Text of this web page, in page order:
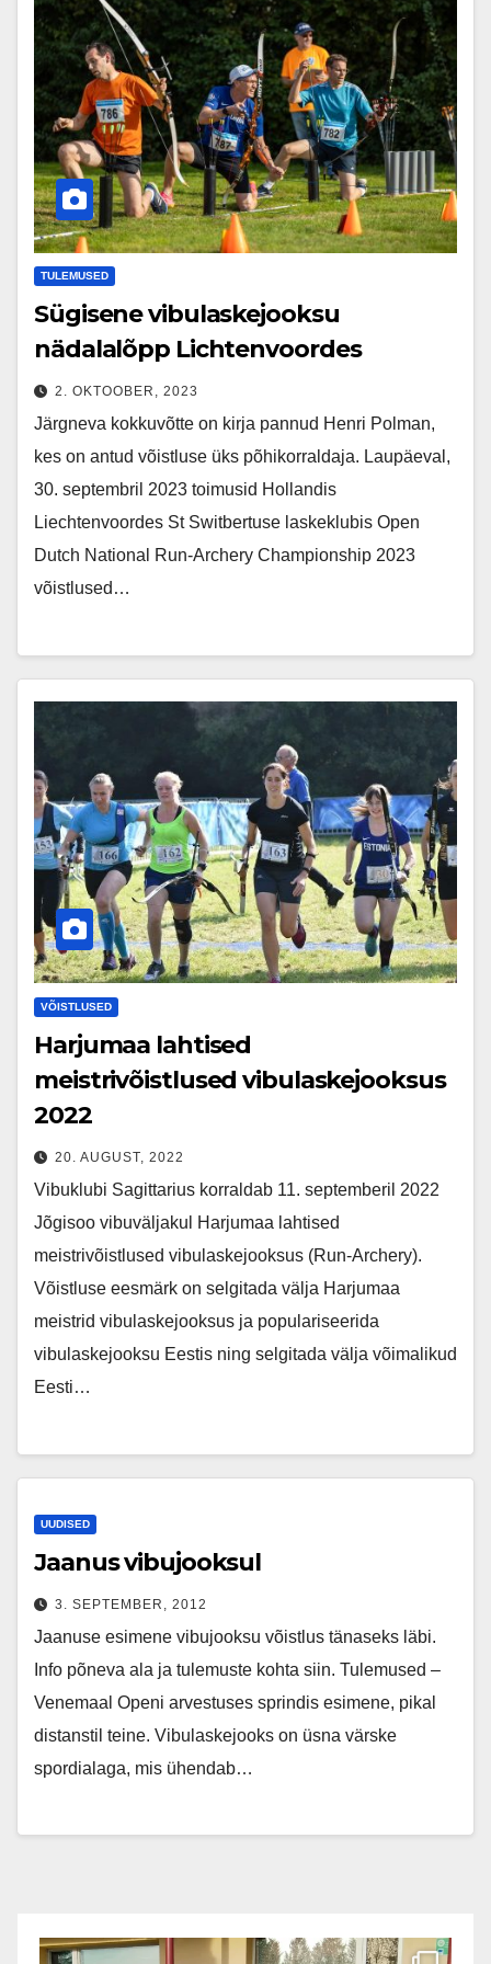
TULEMUSED
Sügisene vibulaskejooksu
nädalalõpp Lichtenvoordes
2. OKTOOBER, 2023
Järgneva kokkuvõtte on kirja pannud Henri Polman,
kes on antud võistluse üks põhikorraldaja. Laupäeval,
30. septembril 2023 toimusid Hollandis
Liechtenvoordes St Switbertuse laskeklubis Open
Dutch National Run-Archery Championship 2023
võistlused…
VÕISTLUSED
Harjumaa lahtised
meistrivõistlused vibulaskejooksus
2022
20. AUGUST, 2022
Vibuklubi Sagittarius korraldab 11. septemberil 2022
Jõgisoo vibuväljakul Harjumaa lahtised
meistrivõistlused vibulaskejooksus (Run-Archery).
Võistluse eesmärk on selgitada välja Harjumaa
meistrid vibulaskejooksus ja populariseerida
vibulaskejooksu Eestis ning selgitada välja võimalikud
Eesti…
UUDISED
Jaanus vibujooksul
3. SEPTEMBER, 2012
Jaanuse esimene vibujooksu võistlus tänaseks läbi.
Info põneva ala ja tulemuste kohta siin. Tulemused –
Venemaal Openi arvestuses sprindis esimene, pikal
distanstil teine. Vibulaskejooks on üsna värske
spordialaga, mis ühendab…